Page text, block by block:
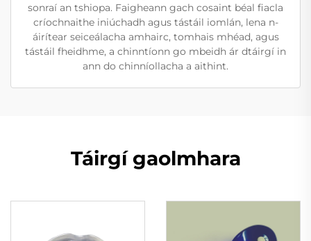
sonraí an tshiopa. Faigheann gach cosaint béal fiacla
críochnaithe iniúchadh agus tástáil iomlán, lena n-
áirítear seiceálacha amhairc, tomhais mhéad, agus
tástáil fheidhme, a chinntíonn go mbeidh ár dtáirgí in
ann do chinníollacha a aithint.
Táirgí gaolmhara